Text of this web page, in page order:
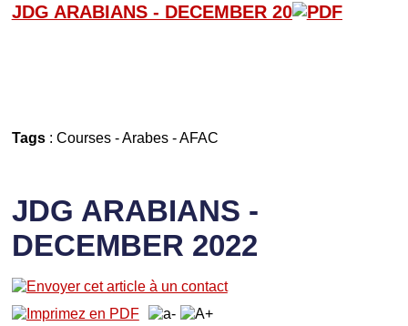
JDG ARABIANS - DECEMBER 20
Tags: Courses- Arabes- AFAC
JDG ARABIANS -
DECEMBER 2022